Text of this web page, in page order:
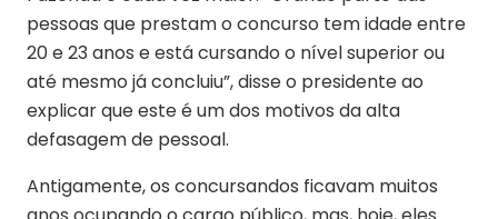
pessoas que prestam o concurso tem idade entre
20 e 23 anos e está cursando o nível superior ou
até mesmo já concluiu”, disse o presidente ao
explicar que este é um dos motivos da alta
defasagem de pessoal.
Antigamente, os concursandos ficavam muitos